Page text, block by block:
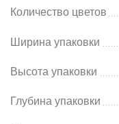
Количество цветов
Ширина упаковки
Высота упаковки
Глубина упаковки